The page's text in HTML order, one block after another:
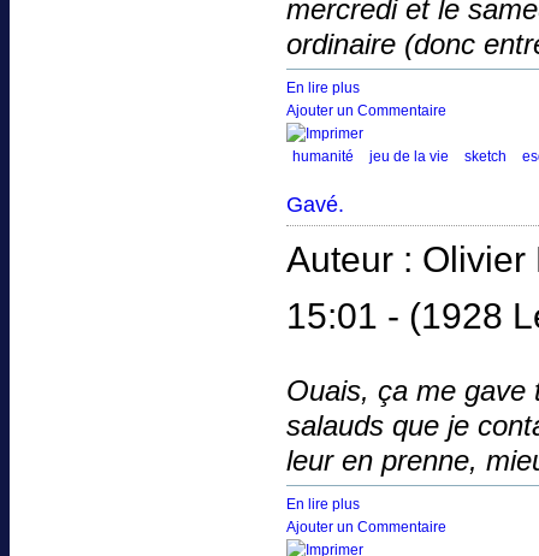
mercredi et le
ordinaire (donc
En lire plus
Ajouter un Commentaire
humanité jeu de la vie sketch
Gavé.
Auteur :
15:01 - (1928
Ouais, ça me gave
salauds que je
leur en prenne,
En lire plus
Ajouter un Commentaire